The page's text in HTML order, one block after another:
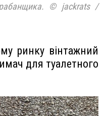
© jackrats /
ринку вінтажний
для туалетного